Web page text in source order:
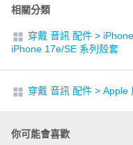
相關分類
穿戴 音訊 配件 >
iPhone 17e/SE 系列殼套
穿戴 音訊 配件 > Apple
你可能會喜歡